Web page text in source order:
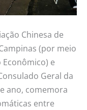
Chinesa de
(por meio
e
Geral da
ano, comemora
entre